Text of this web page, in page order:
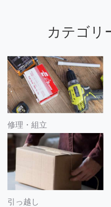
カテゴリ
修理・組立
引っ越し